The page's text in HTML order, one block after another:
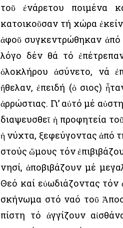
τοῦ ἐνάρετου ποιμένα
κατοικοῦσαν τή χώρα
ἀφοῦ συγκεντρώθηκαν ἀπό
λόγο δέν θά τό
ὁλοκλήρου ἀσύνετο, νά
ἤθελαν, ἐπειδή (ὁ Ὅσιος)
ἀρρώστιας. Γι’ αὐτό μέ
διαψευσθεῖ ἡ προφητεία
ἡ νύχτα, ξεφεύγοντας ἀπό
στούς ὤμους τόν
νησί, ἀποβιβάζουν μέ
Θεό καί εὐωδιάζοντας τόν
σκήνωμα στό ναό τοῦ
πίστη τό ἀγγίζουν